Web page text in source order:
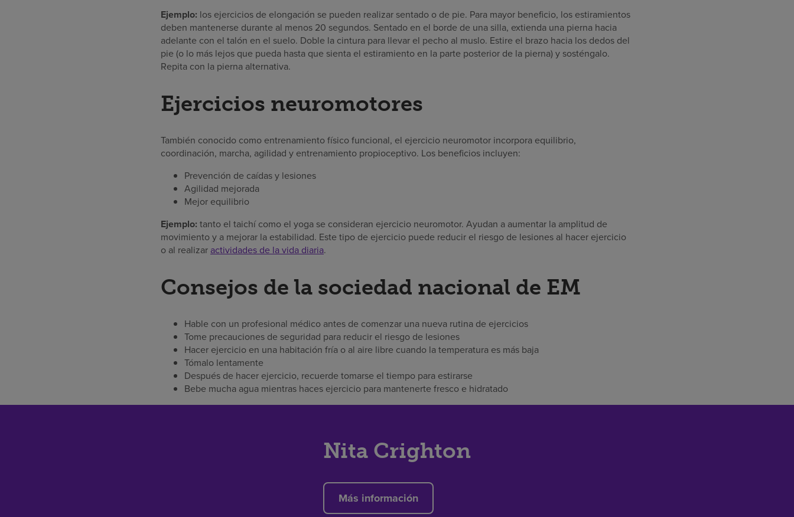
Ejemplo: los ejercicios de elongación se pueden realizar sentado o de pie. Para mayor beneficio, los estiramientos
deben mantenerse durante al menos 20 segundos. Sentado en el borde de una silla, extienda una pierna hacia
adelante con el talón en el suelo. Doble la cintura para llevar el pecho al muslo. Estire el brazo hacia los dedos del
pie (o lo más lejos que pueda hasta que sienta el estiramiento en la parte posterior de la pierna) y sosténgalo.
Repita con la pierna alternativa.
Ejercicios neuromotores
También conocido como entrenamiento físico funcional, el ejercicio neuromotor incorpora equilibrio,
coordinación, marcha, agilidad y entrenamiento propioceptivo. Los beneficios incluyen:
Prevención de caídas y lesiones
Agilidad mejorada
Mejor equilibrio
Ejemplo: tanto el taichí como el yoga se consideran ejercicio neuromotor. Ayudan a aumentar la amplitud de
movimiento y a mejorar la estabilidad. Este tipo de ejercicio puede reducir el riesgo de lesiones al hacer ejercicio
o al realizar actividades de la vida diaria.
Consejos de la sociedad nacional de EM
Hable con un profesional médico antes de comenzar una nueva rutina de ejercicios
Tome precauciones de seguridad para reducir el riesgo de lesiones
Hacer ejercicio en una habitación fría o al aire libre cuando la temperatura es más baja
Tómalo lentamente
Después de hacer ejercicio, recuerde tomarse el tiempo para estirarse
Bebe mucha agua mientras haces ejercicio para mantenerte fresco e hidratado
Nita Crighton
Más información